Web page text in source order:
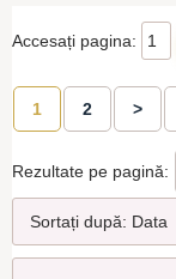
Accesați pagina:
1 2 >
Rezultate pe pagină: